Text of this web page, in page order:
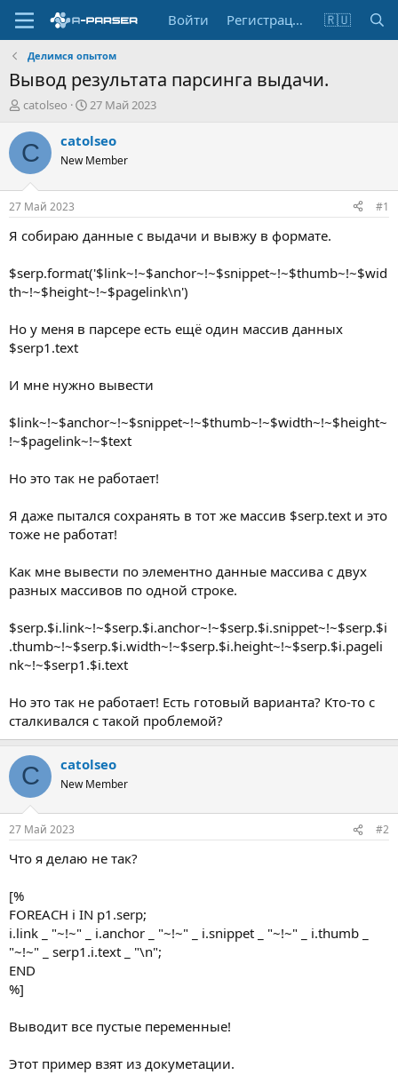
Войти Регистрация 🇷🇺
Делимся опытом
Вывод результата парсинга выдачи.
А
т
о
т
е
м
ы
catolseo
Д
т
н
а
л
а
27 Май 2023
C catolseo
New Member
27 Май 2023 #1
Я собираю данные с выдачи и вывжу в формате.
$serp.format('$link~!~$anchor~!~$snippet~!~$thumb~!~$wid
th~!~$height~!~$pagelink\n')
Но у меня в парсере есть ещё один массив данных
$serp1.text
И мне нужно вывести
$link~!~$anchor~!~$snippet~!~$thumb~!~$width~!~$height~
!~$pagelink~!~$text
Но это так не работает!
Я даже пытался сохранять в тот же массив $serp.text и это
тоже не работат!
Как мне вывести по элементно данные массива с двух
разных массивов по одной строке.
$serp.$i.link~!~$serp.$i.anchor~!~$serp.$i.snippet~!~$serp.$i
.thumb~!~$serp.$i.width~!~$serp.$i.height~!~$serp.$i.pageli
nk~!~$serp1.$i.text
Но это так не работает! Есть готовый варианта? Кто-то с
сталкивался с такой проблемой?
C catolseo
New Member
27 Май 2023 #2
Что я делаю не так?
[%
FOREACH i IN p1.serp;
i.link _ "~!~" _ i.anchor _ "~!~" _ i.snippet _ "~!~" _ i.thumb _
"~!~" _ serp1.i.text _ "\n";
END
%]
Выводит все пустые переменные!
Этот пример взят из докуметации.